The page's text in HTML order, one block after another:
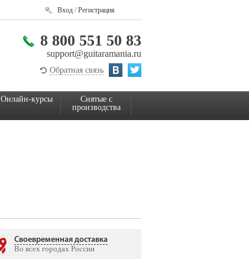
Вход /Регистрация
8 800 551 50 83
support@guitaramania.ru
Обратная связь
Онлайн-курсы
Снятые с
производства
Своевременная доставка
Во всех городах России